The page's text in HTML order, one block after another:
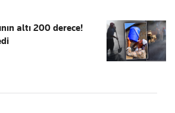
altı 200 derece!